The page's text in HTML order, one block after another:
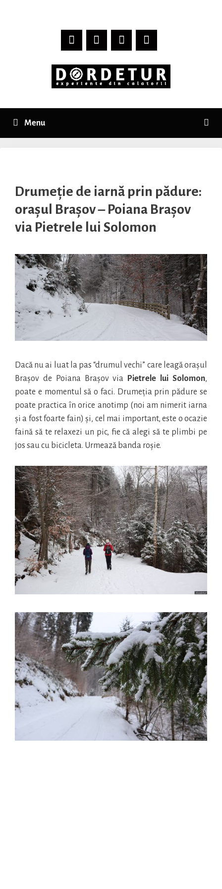
Menu
Drumeție de iarnă prin pădure:
orașul Brașov – Poiana Brașov
via Pietrele lui Solomon
Dacă nu ai luat la pas “drumul vechi” care leagă orașul
Brașov de Poiana Brașov via
Pietrele lui Solomon,
poate e momentul să o faci. Drumeția prin pădure se
poate practica în orice anotimp (noi am nimerit iarna
și a fost foarte fain) și, cel mai important, este o ocazie
faină să te relaxezi un pic, fie că alegi să te plimbi pe
jos sau cu bicicleta. Urmează banda roșie.